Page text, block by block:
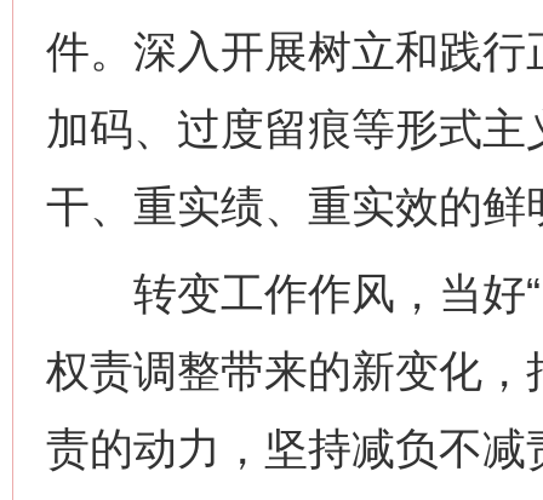
件。深入开展树立和践
加码、过度留痕等形式
干、重实绩、重实效的鲜
转变工作作风，当好“
权责调整带来的新变化
责的动力，坚持减负不